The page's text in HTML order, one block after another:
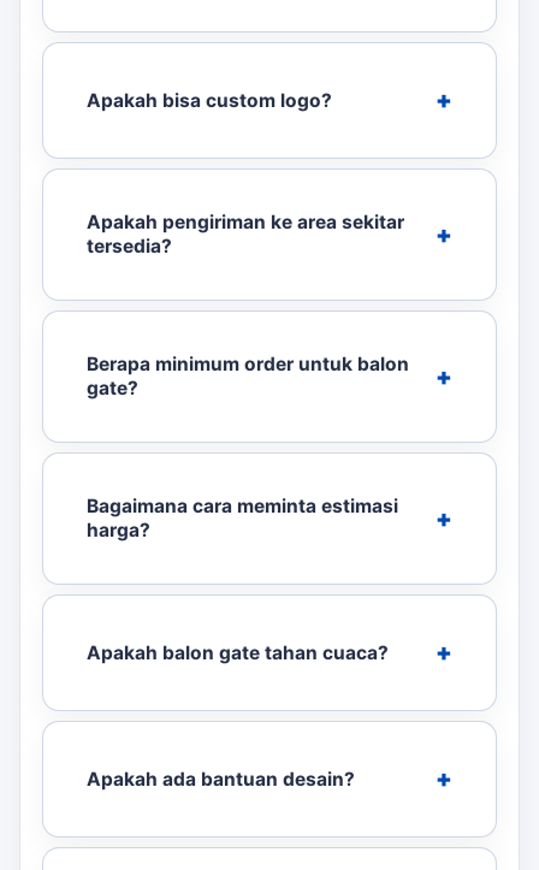
Apakah bisa custom logo?
Apakah pengiriman ke area sekitar
tersedia?
Berapa minimum order untuk balon
gate?
Bagaimana cara meminta estimasi
harga?
Apakah balon gate tahan cuaca?
Apakah ada bantuan desain?